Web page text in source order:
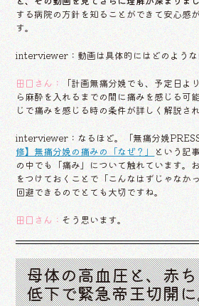
する病院の方針を知ることができて安心感
す。
interviewer：動画は具体的にはどのような
田口さん：
「計画無痛分娩でも、予定日よ
ら麻酔を入れるまでの間に痛みを感じる可
じで痛みを感じる時の条件が詳しく解説さ
interviewer：なるほど。「無痛分娩
修】無痛分娩の痛みの「なぜ？」
という記
の中でも「痛み」について触れています。
をつけておくことで「こんなはずじゃなか
回避できるのでとても大切ですね。
田口さん： そう思います。
母体の高血圧と、赤
低下で緊急帝王切開